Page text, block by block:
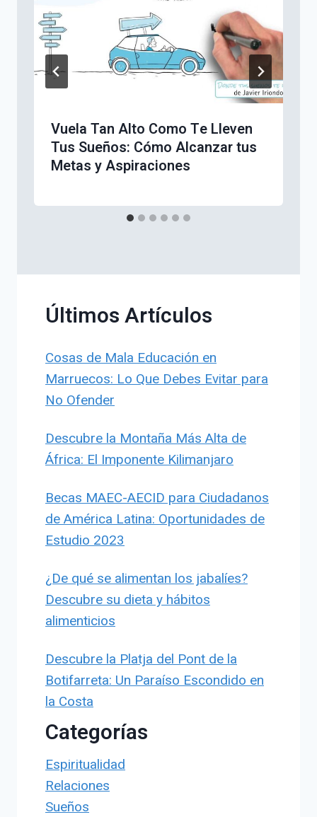
Vuela Tan Alto Como Te Lleven
Tus Sueños: Cómo Alcanzar tus
Metas y Aspiraciones
Últimos Artículos
Cosas de Mala Educación en
Marruecos: Lo Que Debes Evitar para
No Ofender
Descubre la Montaña Más Alta de
África: El Imponente Kilimanjaro
Becas MAEC-AECID para Ciudadanos
de América Latina: Oportunidades de
Estudio 2023
¿De qué se alimentan los jabalíes?
Descubre su dieta y hábitos
alimenticios
Descubre la Platja del Pont de la
Botifarreta: Un Paraíso Escondido en
la Costa
Categorías
Espiritualidad
Relaciones
Sueños